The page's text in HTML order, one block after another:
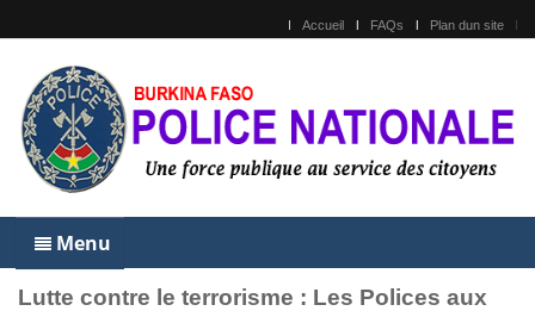
Accueil FAQs Plan dun site
Menu
Lutte contre le terrorisme : Les Polices aux